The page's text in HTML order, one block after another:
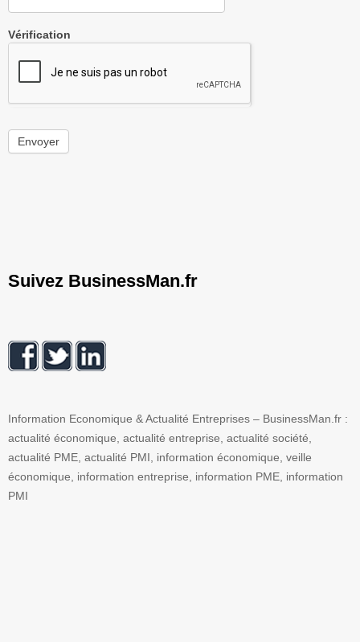
Vérification
Envoyer
Suivez BusinessMan.fr
Information Economique & Actualité Entreprises – BusinessMan.fr :
actualité économique, actualité entreprise, actualité société,
actualité PME, actualité PMI, information économique, veille
économique, information entreprise, information PME, information
PMI